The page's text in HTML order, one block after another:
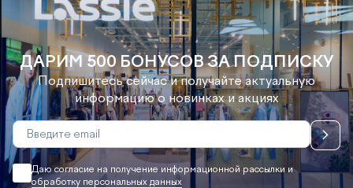
ДАРИМ 500 БОНУСОВ ЗА ПОДПИСКУ
Подпишитесь сейчас и получайте актуальную
информацию о новинках и акциях
Даю согласие на получение информационной рассылки и
обработку персональных данных